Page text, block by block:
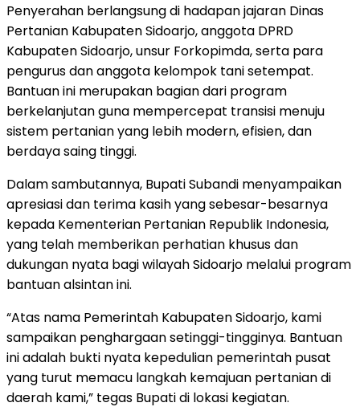
Penyerahan berlangsung di hadapan jajaran Dinas
Pertanian Kabupaten Sidoarjo, anggota DPRD
Kabupaten Sidoarjo, unsur Forkopimda, serta para
pengurus dan anggota kelompok tani setempat.
Bantuan ini merupakan bagian dari program
berkelanjutan guna mempercepat transisi menuju
sistem pertanian yang lebih modern, efisien, dan
berdaya saing tinggi.
Dalam sambutannya, Bupati Subandi menyampaikan
apresiasi dan terima kasih yang sebesar-besarnya
kepada Kementerian Pertanian Republik Indonesia,
yang telah memberikan perhatian khusus dan
dukungan nyata bagi wilayah Sidoarjo melalui program
bantuan alsintan ini.
“Atas nama Pemerintah Kabupaten Sidoarjo, kami
sampaikan penghargaan setinggi-tingginya. Bantuan
ini adalah bukti nyata kepedulian pemerintah pusat
yang turut memacu langkah kemajuan pertanian di
daerah kami,” tegas Bupati di lokasi kegiatan.